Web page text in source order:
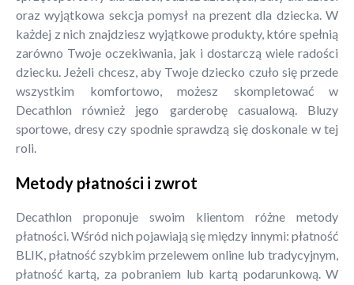
oraz wyjątkowa sekcja pomysł na prezent dla dziecka. W
każdej z nich znajdziesz wyjątkowe produkty, które spełnią
zarówno Twoje oczekiwania, jak i dostarczą wiele radości
dziecku. Jeżeli chcesz, aby Twoje dziecko czuło się przede
wszystkim komfortowo, możesz skompletować w
Decathlon również jego garderobę casualową. Bluzy
sportowe, dresy czy spodnie sprawdzą się doskonale w tej
roli.
Metody płatności i zwrot
Decathlon proponuje swoim klientom różne metody
płatności. Wśród nich pojawiają się między innymi: płatność
BLIK, płatność szybkim przelewem online lub tradycyjnym,
płatność kartą, za pobraniem lub kartą podarunkową. W